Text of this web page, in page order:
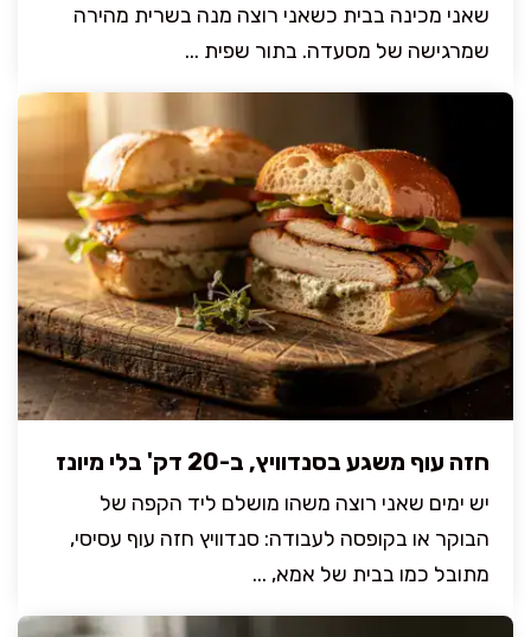
שאני מכינה בבית כשאני רוצה מנה בשרית מהירה
שמרגישה של מסעדה. בתור שפית ...
חזה עוף משגע בסנדוויץ, ב-20 דק' בלי מיונז
יש ימים שאני רוצה משהו מושלם ליד הקפה של
הבוקר או בקופסה לעבודה: סנדוויץ חזה עוף עסיסי,
מתובל כמו בבית של אמא, ...